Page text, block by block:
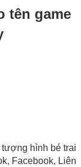
tên game
hình bé trai
Facebook, Liên